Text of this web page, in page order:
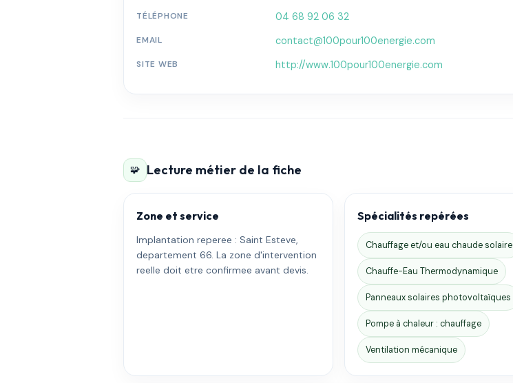
TÉLÉPHONE 04 68 92 06 32
EMAIL contact@100pour100energie.com
SITE WEB http://www.100pour100energie.com
🧩 Lecture métier de la fiche
Zone et service
Implantation reperee : Saint Esteve,
departement 66. La zone d'intervention
reelle doit etre confirmee avant devis.
Spécialités repérées
Chauffage et/ou eau chaude solaire
Chauffe-Eau Thermodynamique
Panneaux solaires photovoltaïques
Pompe à chaleur : chauffage
Ventilation mécanique